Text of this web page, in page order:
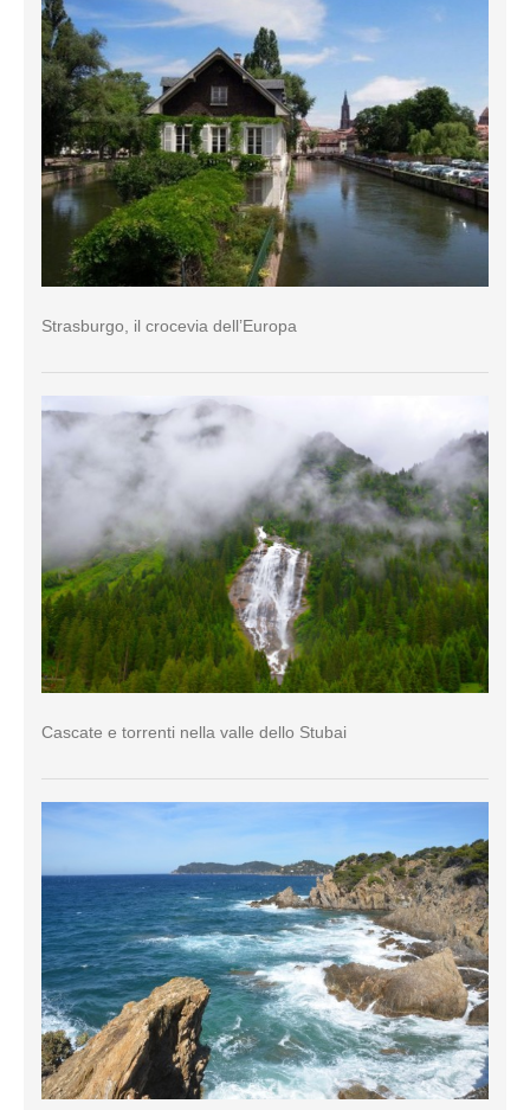
Strasburgo, il crocevia dell’Europa
Cascate e torrenti nella valle dello Stubai